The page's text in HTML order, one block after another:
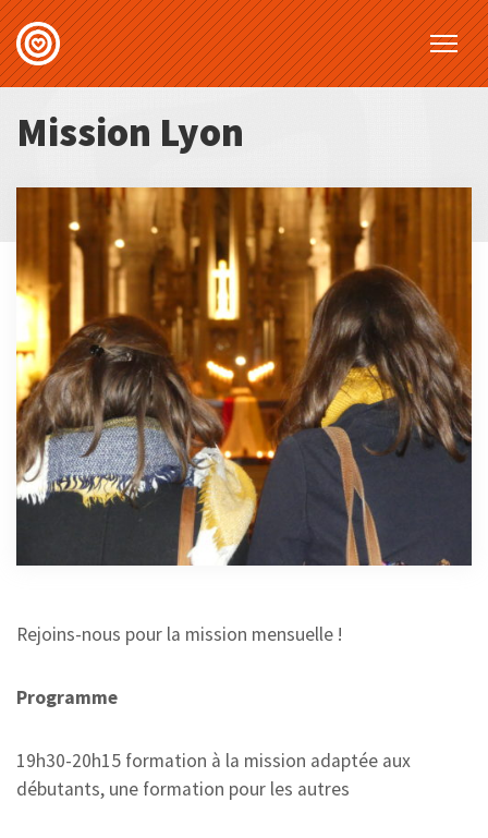
Mission Lyon
22 JANVIER 2025
Rejoins-nous pour la mission mensuelle !
Programme
19h30-20h15 formation à la mission adaptée aux
débutants, une formation pour les autres